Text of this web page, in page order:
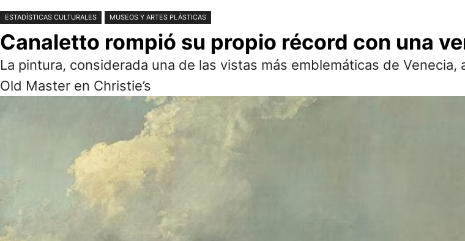
ESTADÍSTICAS CULTURALES MUSEOS Y ARTES PLÁSTICAS
Canaletto rompió su propio récord con una
La pintura, considerada una de las vistas más emblemáticas de
Old Master en Christie’s